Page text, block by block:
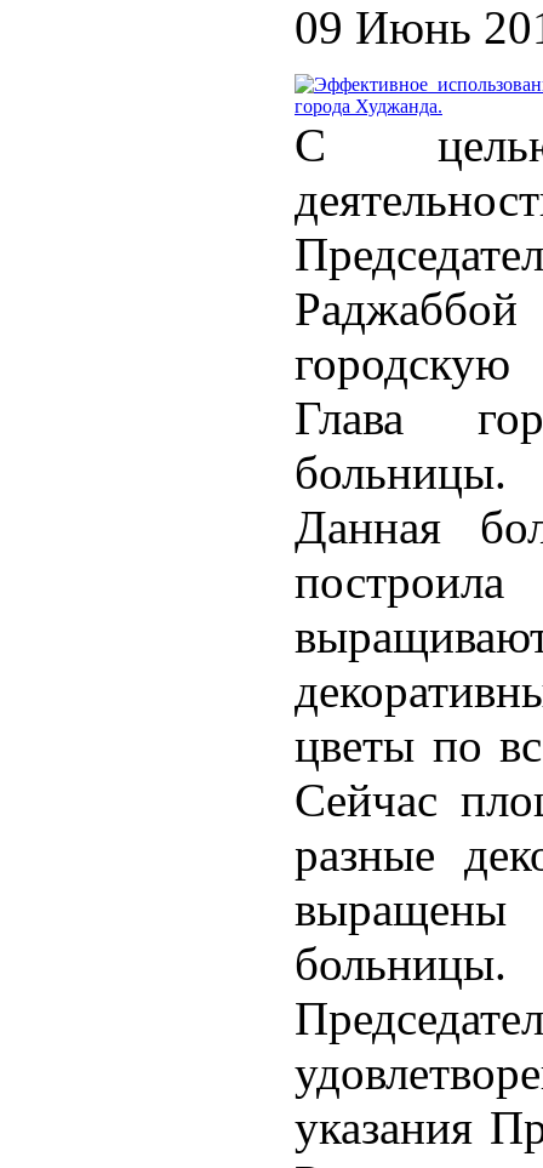
09 Июнь
С
Глава
больницы.
Данная
цветы по
Сейчас
разные
больницы.
указания